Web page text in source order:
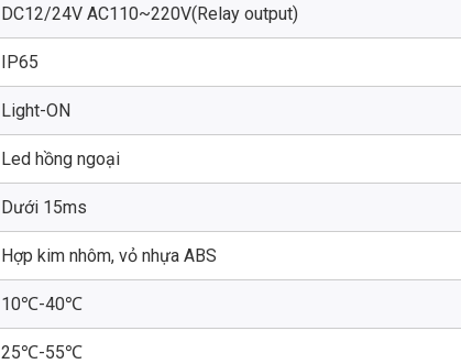
DC12/24V AC110~220V(Relay output)
IP65
Light-ON
Led hồng ngoại
Dưới 15ms
Hợp kim nhôm, vỏ nhựa ABS
10℃-40℃
25℃-55℃